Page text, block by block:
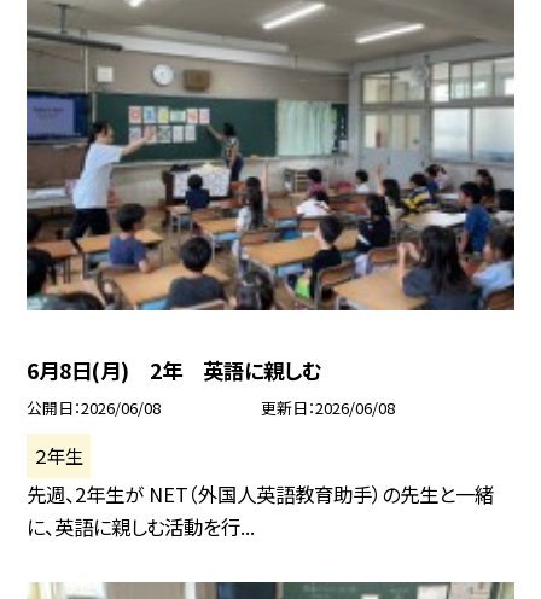
6月8日(月) 2年 英語に親しむ
公開日 2026/06/08 更新日 2026/06/08
２年生
先週、2年生が NET（外国人英語教育助手）の先生と一緒
に、英語に親しむ活動を行...